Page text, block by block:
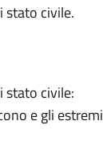
stato civile.
stato civile:
e gli estremi